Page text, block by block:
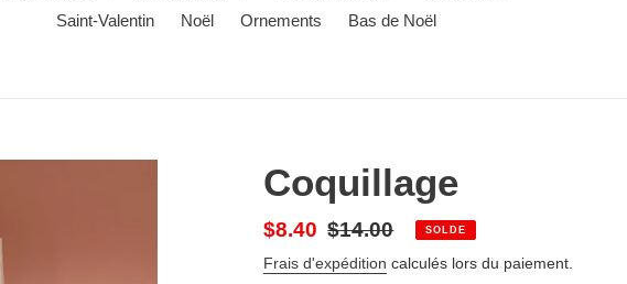
Saint-Valentin
Noël Ornements Bas de Noël
Coquillage
Prix
réduit
$8.40 Prix
normal
$14.00 SOLDE
Frais d'expédition calculés lors du paiement.